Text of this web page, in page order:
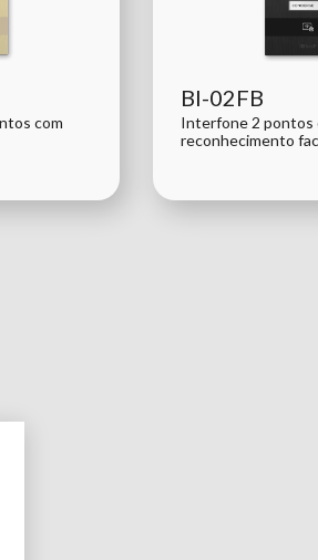
com
BI-02FB
Interfone 2 pontos
reconhecimento